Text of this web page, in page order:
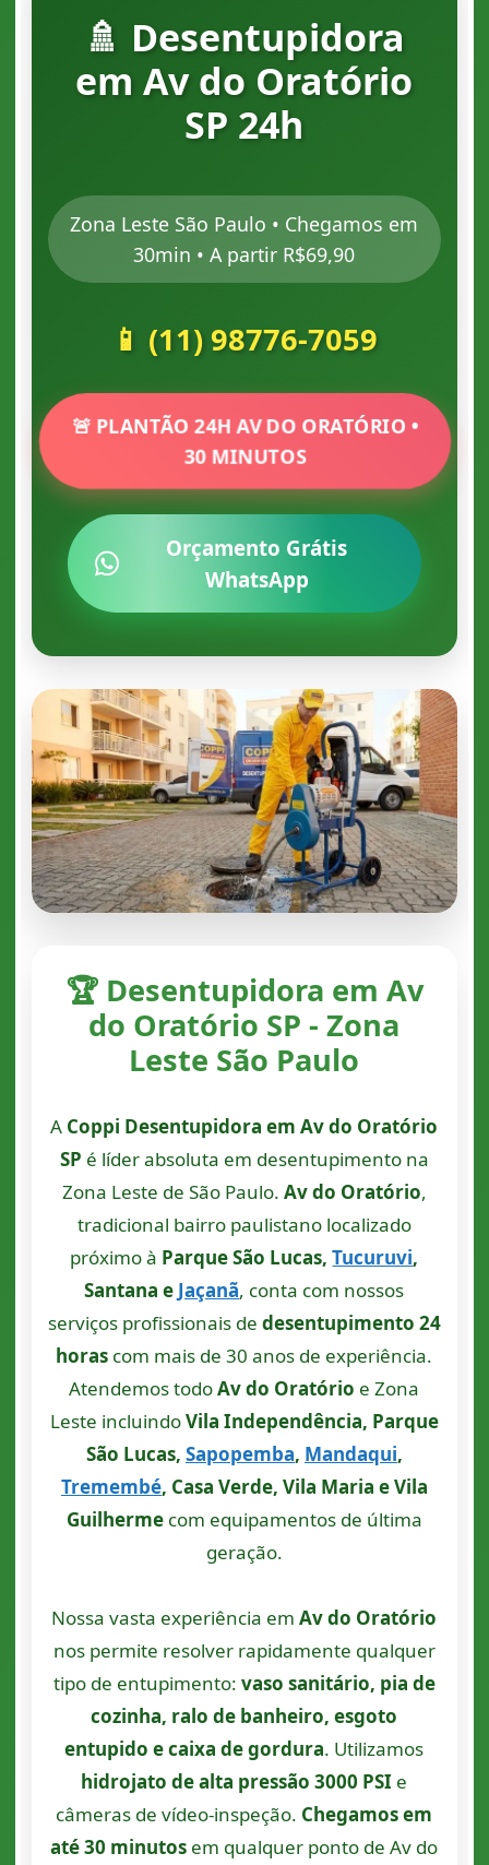
🚿 Desentupidora
em Av do Oratório
SP 24h
Zona Leste São Paulo • Chegamos em
30min • A partir R$69,90
📱 (11) 98776-7059
🚨 PLANTÃO 24H AV DO ORATÓRIO •
30 MINUTOS
Orçamento Grátis
WhatsApp
🏆 Desentupidora em Av
do Oratório SP - Zona
Leste São Paulo
A Coppi Desentupidora em Av do Oratório
SP é líder absoluta em desentupimento na
Zona Leste de São Paulo. Av do Oratório,
tradicional bairro paulistano localizado
próximo à Parque São Lucas,Tucuruvi,
Santana e Jaçanã, conta com nossos
serviços profissionais de desentupimento 24
horas com mais de 30 anos de experiência.
Atendemos todoAv do Oratório e Zona
Leste incluindoVila Independência, Parque
São Lucas, Sapopemba, Mandaqui,
Tremembé, Casa Verde, Vila Maria e Vila
Guilhermecom equipamentos de última
geração.
Nossa vasta experiência emAv do Oratório
nos permite resolver rapidamente qualquer
tipo de entupimento: vaso sanitário, pia de
cozinha, ralo de banheiro, esgoto
entupido e caixa de gordura. Utilizamos
hidrojato de alta pressão 3000 PSI e
câmeras de vídeo-inspeção. Chegamos em
até 30 minutos em qualquer ponto de Av do